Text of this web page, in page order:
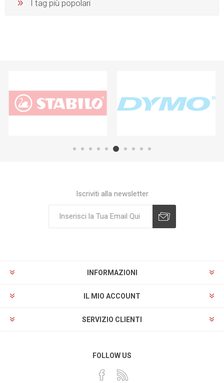
I tag più popolari
Iscriviti alla newsletter
INFORMAZIONI
IL MIO ACCOUNT
SERVIZIO CLIENTI
FOLLOW US